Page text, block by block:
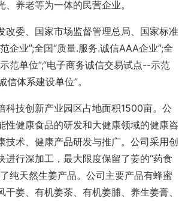
、养老等为一体的民营企业。
改委、国家市场监督管理总局、国家标准
企业”;全国“质量.服务.诚信AAA企业”;全
范单位”;“电子商务诚信交易试点--示范
信体系建设单位”。
科技创新产业园区占地面积1500亩。公
性健康食品的研发和大健康领域的健康咨
技术、健康产品研发与推广。公司采用创
进行深加工，最大限度保留了姜的“药食
纯天然生姜产品。公司主要产品有蜂蜜
干姜、有机姜茶、有机姜脯、养生姜膏、